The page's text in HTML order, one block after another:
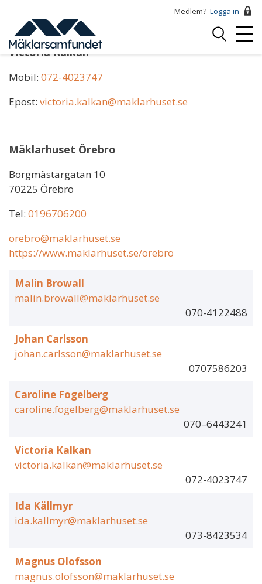
huvudinnehåll
Medlem? Logga in
Logga
Victoria Kalkan
Mobil: 072-4023747
Epost: victoria.kalkan@maklarhuset.se
Mäklarhuset Örebro
Borgmästargatan 10
70225 Örebro
Tel: 0196706200
orebro@maklarhuset.se
https://www.maklarhuset.se/orebro
Malin Browall
malin.browall@maklarhuset.se
070-4122488
Johan Carlsson
johan.carlsson@maklarhuset.se
0707586203
Caroline Fogelberg
caroline.fogelberg@maklarhuset.se
070–6443241
Victoria Kalkan
victoria.kalkan@maklarhuset.se
072-4023747
Ida Källmyr
ida.kallmyr@maklarhuset.se
073-8423534
Magnus Olofsson
magnus.olofsson@maklarhuset.se